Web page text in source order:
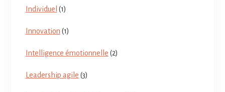
Individuel (1)
Innovation (1)
Intelligence émotionnelle (2)
Leadership agile (3)